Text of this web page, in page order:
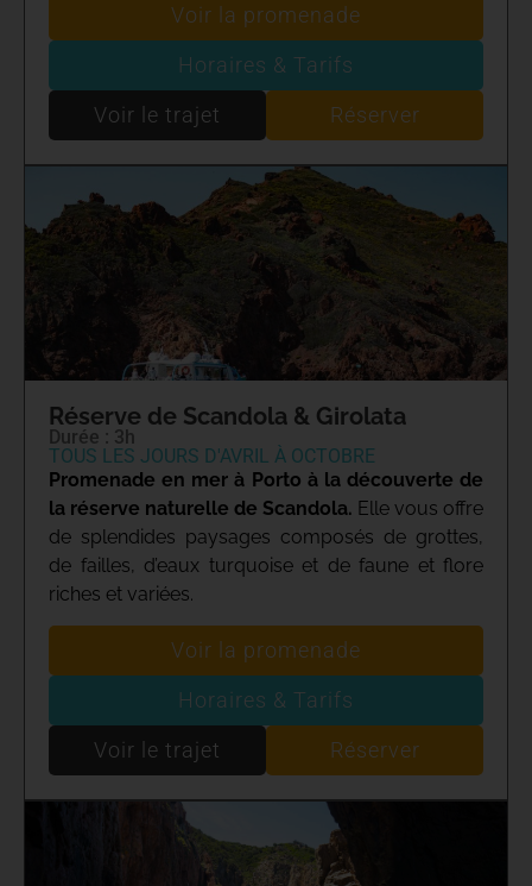
Voir la promenade
Horaires & Tarifs
Voir le trajet
Réserver
Réserve de Scandola & Girolata
Durée : 3h
TOUS LES JOURS D'AVRIL À OCTOBRE
Promenade en mer à Porto à la découverte de
la réserve naturelle de Scandola. Elle vous offre
de splendides paysages composés de grottes,
de failles, d’eaux turquoise et de faune et flore
riches et variées.
Voir la promenade
Horaires & Tarifs
Voir le trajet
Réserver